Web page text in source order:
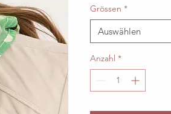
Grössen *
Auswählen
Anzahl *